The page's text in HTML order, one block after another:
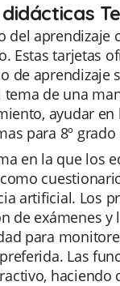
del aprendizaje
Estas tarjetas
de aprendizaje
tema de una
ayudar
para 8º
en la que los
artificial. Los
de exámenes
para
Las